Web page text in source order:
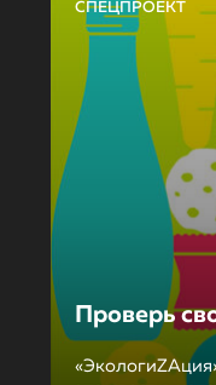
СПЕЦПРОЕКТ
Проверь